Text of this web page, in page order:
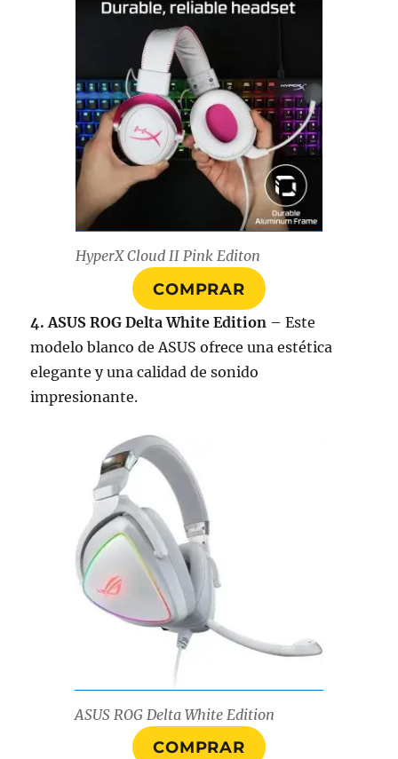
HyperX Cloud II Pink Editon
COMPRAR
4. ASUS ROG Delta White Edition – Este
modelo blanco de ASUS ofrece una estética
elegante y una calidad de sonido
impresionante.
ASUS ROG Delta White Edition
COMPRAR